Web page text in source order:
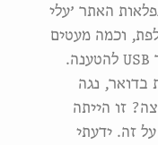
האתר ׳עלי
וכמה מעטים
מהם היו עם סוללה פנימית וחיבור USB להטענה.
בדואר, נגה
זו הייתה
זה. ידעתי